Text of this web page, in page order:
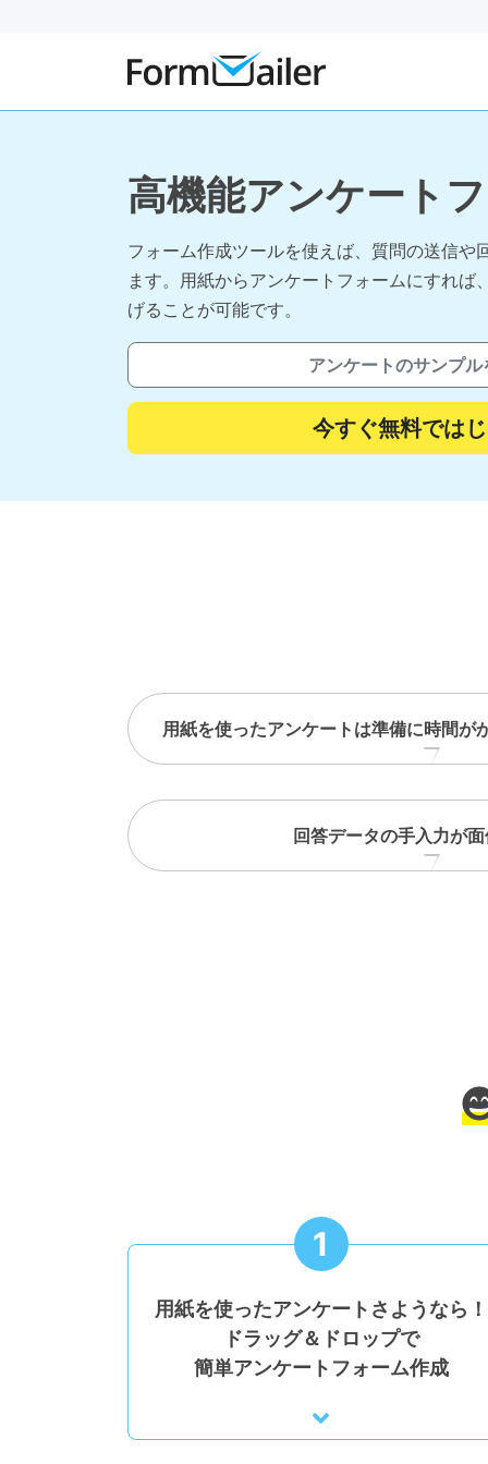
高機能アンケート
フォーム作成ツールを使えば、質問の送信や
ます。用紙からアンケートフォームにすれば
げることが可能です。
アンケートのサンプル
今すぐ無料では
用紙を使ったアンケートは準備に時間が
回答データの手入力が
1
用紙を使ったアンケートさようなら！
ドラッグ＆ドロップで
簡単アンケートフォーム作成